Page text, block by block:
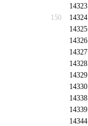
14323
150
14324
14325
14326
14327
14328
14329
14330
14338
14339
14344